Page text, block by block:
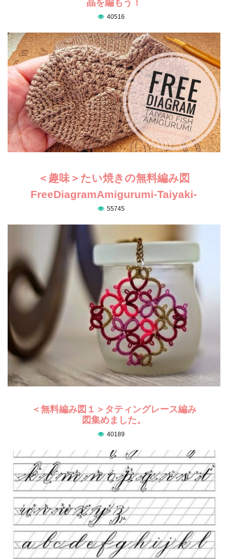
晶を編もう！
40516
＜趣味＞たい焼きの無料編み図
FreeDiagramAmigurumi-Taiyaki-
55745
＜無料編み図１＞タティングレース編み
図集めました。
40189